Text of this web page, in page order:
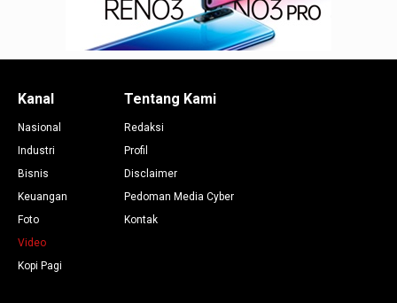
Kanal
Nasional
Industri
Bisnis
Keuangan
Foto
Video
Kopi Pagi
Tentang Kami
Redaksi
Profil
Disclaimer
Pedoman Media Cyber
Kontak